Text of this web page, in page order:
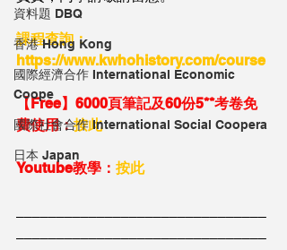
資料題 DBQ
香港 Hong Kong
國際經濟合作 International Economic
Coope
國際社會合作 International Social Coopera
日本 Japan
課程查詢：
https://www.kwhohistory.com/course
【Free】6000頁筆記及60份5**考卷免
費使用：按此
Youtube教學： 按此